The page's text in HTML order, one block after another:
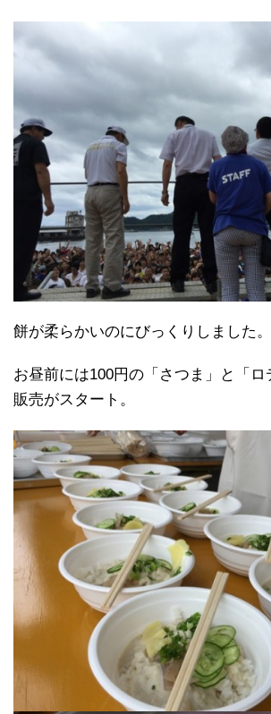
餅が柔らかいのにびっくりしました。
お昼前には100円の「さつま」と「
販売がスタート。